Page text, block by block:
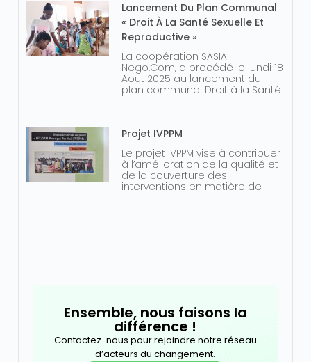
Lancement Du Plan Communal
« Droit À La Santé Sexuelle Et
Reproductive »
La coopération SASIA-
Nego.Com, a procédé le lundi 18
Aout 2025 au lancement du
plan communal Droit à la Santé
Projet IVPPM
Le projet IVPPM vise à contribuer
à l’amélioration de la qualité et
de la couverture des
interventions en matière de
Ensemble, nous faisons la
différence !
Contactez-nous pour rejoindre notre réseau
d’acteurs du changement.